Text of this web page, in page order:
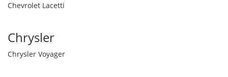
Chevrolet Lacetti
Chrysler
Chrysler Voyager